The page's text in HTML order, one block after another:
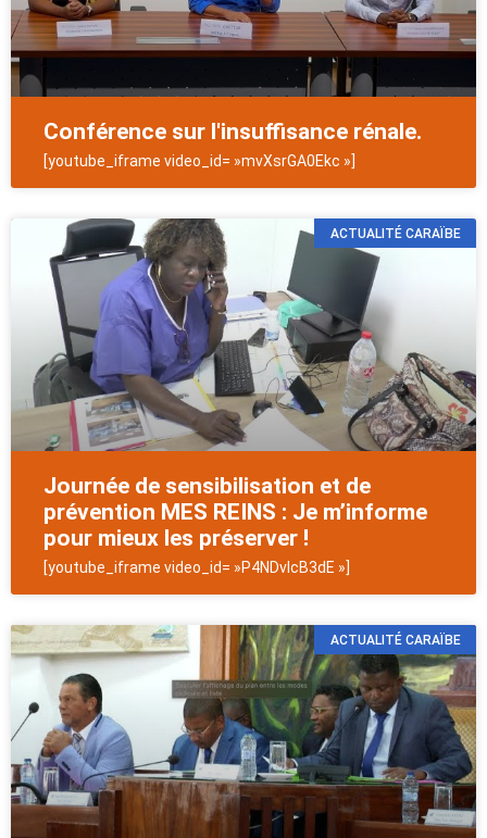
Conférence sur l'insuffisance rénale.
[youtube_iframe video_id= »mvXsrGA0Ekc »]
ACTUALITÉ CARAÏBE
Journée de sensibilisation et de
prévention MES REINS : Je m’informe
pour mieux les préserver !
[youtube_iframe video_id= »P4NDvIcB3dE »]
ACTUALITÉ CARAÏBE